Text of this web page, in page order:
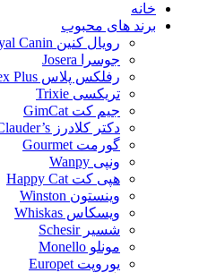
خانه
برند های محبوب
رویال کنین Royal Canin
جوسرا Josera
رفلکس پلاس Reflex Plus
تریکسی Trixie
جیم کت GimCat
دکتر کلادرز Dr.Clauder’s
گورمت Gourmet
ونپی Wanpy
هپی کت Happy Cat
وینستون Winston
ویسکاس Whiskas
شسیر Schesir
مونلو Monello
یوروپت Europet